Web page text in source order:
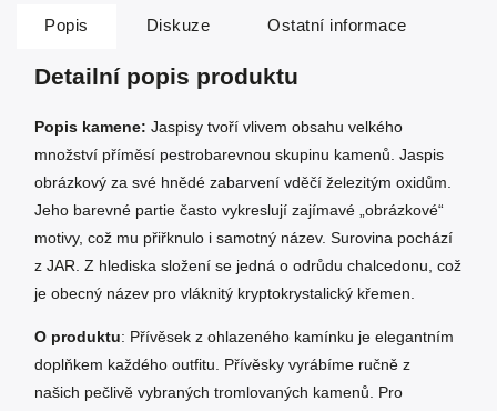
Popis Diskuze Ostatní informace
Detailní popis produktu
Popis kamene: Jaspisy tvoří vlivem obsahu velkého
množství příměsí pestrobarevnou skupinu kamenů. Jaspis
obrázkový za své hnědé zabarvení vděčí železitým oxidům.
Jeho barevné partie často vykreslují zajímavé „obrázkové“
motivy, což mu přiřknulo i samotný název. Surovina pochází
z JAR. Z hlediska složení se jedná o odrůdu chalcedonu, což
je obecný název pro vláknitý kryptokrystalický křemen.
O produktu: Přívěsek z ohlazeného kamínku je elegantním
doplňkem každého outfitu. Přívěsky vyrábíme ručně z
našich pečlivě vybraných tromlovaných kamenů. Pro